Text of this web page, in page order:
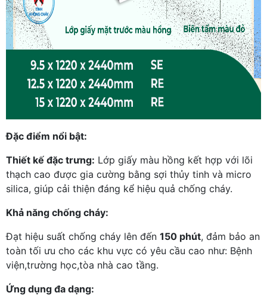
Đặc điểm nổi bật:
Thiết kế đặc trưng: Lớp giấy màu hồng kết hợp với lõi
thạch cao được gia cường bằng sợi thủy tinh và micro
silica, giúp cải thiện đáng kể hiệu quả chống cháy.
Khả năng chống cháy:
Đạt hiệu suất chống cháy lên đến 150 phút, đảm bảo an
toàn tối ưu cho các khu vực có yêu cầu cao như: Bệnh
viện,trường học,tòa nhà cao tầng.
Ứng dụng đa dạng: